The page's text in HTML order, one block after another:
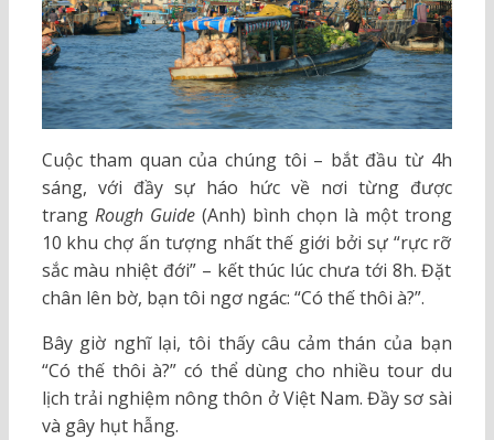
Cuộc tham quan của chúng tôi – bắt đầu từ 4h
sáng, với đầy sự háo hức về nơi từng được
trang Rough Guide(Anh) bình chọn là một trong
10 khu chợ ấn tượng nhất thế giới bởi sự “rực rỡ
sắc màu nhiệt đới” – kết thúc lúc chưa tới 8h. Đặt
chân lên bờ, bạn tôi ngơ ngác: “Có thế thôi à?”.
Bây giờ nghĩ lại, tôi thấy câu cảm thán của bạn
“Có thế thôi à?” có thể dùng cho nhiều tour du
lịch trải nghiệm nông thôn ở Việt Nam. Đầy sơ sài
và gây hụt hẫng.